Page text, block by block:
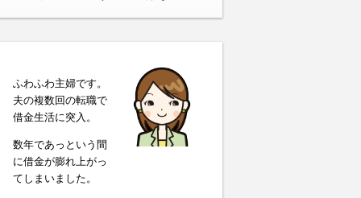
ふわふわ主婦です。
夫の複数回の転職で
借金生活に突入。
数年であっという間
に借金が膨れ上がっ
てしまいました。